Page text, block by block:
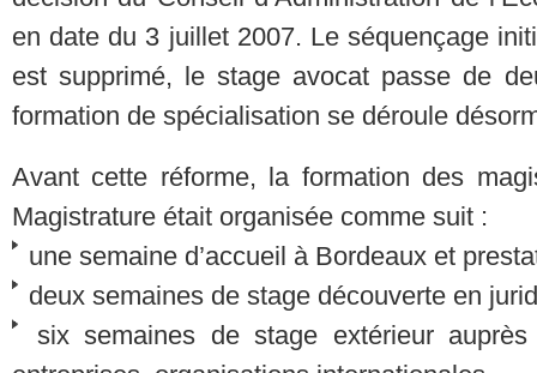
en date du 3 juillet 2007. Le séquençage
est supprimé, le stage avocat passe de
formation de spécialisation se déroule
Avant cette réforme, la formation des
Magistrature était organisée comme suit :
une semaine d’accueil à Bordeaux et
deux semaines de stage découverte en
six semaines de stage extérieur auprès